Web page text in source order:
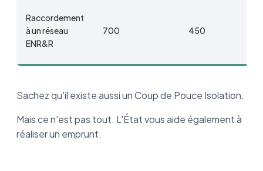
Raccordement
à un réseau
ENR&R
700 450
Sachez qu'il existe aussi un Coup de Pouce Isolation.
Mais ce n'est pas tout. L'État vous aide également à
réaliser un emprunt.